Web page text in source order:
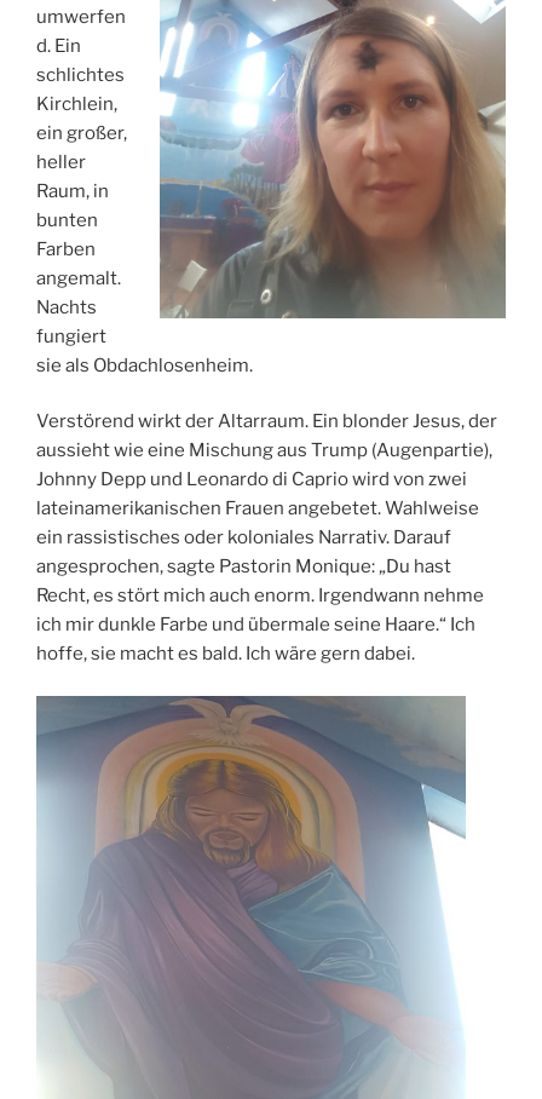
umwerfen
d. Ein
schlichtes
Kirchlein,
ein großer,
heller
Raum, in
bunten
Farben
angemalt.
Nachts
fungiert
sie als Obdachlosenheim.
Verstörend wirkt der Altarraum. Ein blonder Jesus, der
aussieht wie eine Mischung aus Trump (Augenpartie),
Johnny Depp und Leonardo di Caprio wird von zwei
lateinamerikanischen Frauen angebetet. Wahlweise
ein rassistisches oder koloniales Narrativ. Darauf
angesprochen, sagte Pastorin Monique: „Du hast
Recht, es stört mich auch enorm. Irgendwann nehme
ich mir dunkle Farbe und übermale seine Haare.“ Ich
hoffe, sie macht es bald. Ich wäre gern dabei.